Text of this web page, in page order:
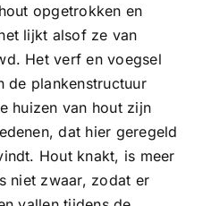
opgetrokken en
lijkt alsof ze van
Het verf en voegsel
de plankenstructuur
huizen van hout zijn
dat hier geregeld
Hout knakt, is meer
niet zwaar, zodat er